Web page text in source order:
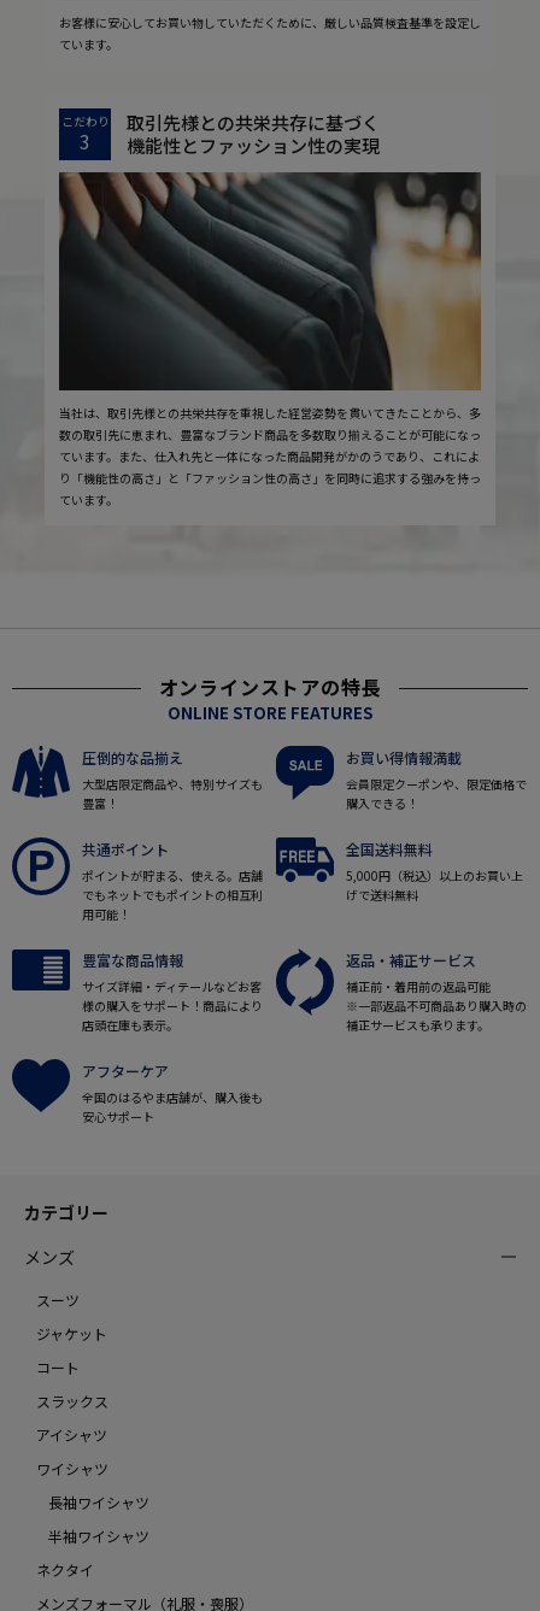
お客様に安心してお買い物していただくために、厳しい品質検査基準を設定し
ています。
こだわり
3
取引先様との共栄共存に基づく
機能性とファッション性の実現
当社は、取引先様との共栄共存を重視した経営姿勢を貫いてきたことから、多
数の取引先に恵まれ、豊富なブランド商品を多数取り揃えることが可能になっ
ています。また、仕入れ先と一体になった商品開発がかのうであり、これによ
り「機能性の高さ」と「ファッション性の高さ」を同時に追求する強みを持っ
ています。
オンラインストアの特長
ONLINE STORE FEATURES
圧倒的な品揃え
大型店限定商品や、特別サイズも
豊富！
お買い得情報満載
会員限定クーポンや、限定価格で
購入できる！
共通ポイント
ポイントが貯まる、使える。店舗
でもネットでもポイントの相互利
用可能！
全国送料無料
5,000円（税込）以上のお買い上
げで送料無料
豊富な商品情報
サイズ詳細・ディテールなどお客
様の購入をサポート！商品により
店頭在庫も表示。
返品・補正サービス
補正前・着用前の返品可能
※一部返品不可商品あり購入時の
補正サービスも承ります。
アフターケア
全国のはるやま店舗が、購入後も
安心サポート
カテゴリー
メンズ
スーツ
ジャケット
コート
スラックス
アイシャツ
ワイシャツ
長袖ワイシャツ
半袖ワイシャツ
ネクタイ
メンズフォーマル（礼服・喪服）